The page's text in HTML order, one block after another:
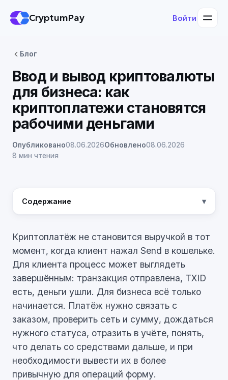
CryptumPay Войти
Блог
Ввод и вывод криптовалюты
для бизнеса: как
криптоплатежи становятся
рабочими деньгами
Опубликовано08.06.2026Обновлено08.06.2026
8 мин чтения
Содержание
Криптоплатёж не становится выручкой в тот
момент, когда клиент нажал Send в кошельке.
Для клиента процесс может выглядеть
завершённым: транзакция отправлена, TXID
есть, деньги ушли. Для бизнеса всё только
начинается. Платёж нужно связать с
заказом, проверить сеть и сумму, дождаться
нужного статуса, отразить в учёте, понять,
что делать со средствами дальше, и при
необходимости вывести их в более
привычную для операций форму.